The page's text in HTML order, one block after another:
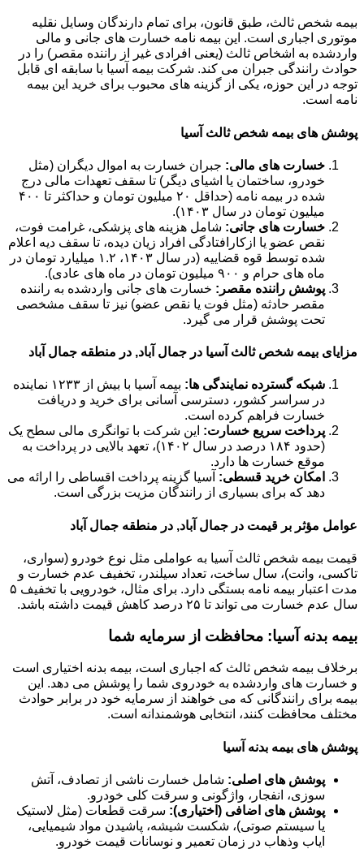
بیمه شخص ثالث، طبق قانون، برای تمام دارندگان وسایل نقلیه
موتوری اجباری است. این بیمه نامه خسارت های جانی و مالی
واردشده به اشخاص ثالث (یعنی افرادی غیر از راننده مقصر) را در
حوادث رانندگی جبران می کند. شرکت بیمه آسیا با سابقه ای قابل
توجه در این حوزه، یکی از گزینه های محبوب برای خرید این بیمه
نامه است.
پوشش های بیمه شخص ثالث آسیا
خسارت های مالی: جبران خسارت به اموال دیگران (مثل
خودرو، ساختمان یا اشیای دیگر) تا سقف تعهدات مالی درج
شده در بیمه نامه (حداقل ۲۰ میلیون تومان و حداکثر تا ۴۰۰
میلیون تومان در سال ۱۴۰۳).
خسارت های جانی: شامل هزینه های پزشکی، غرامت فوت،
نقص عضو یا ازکارافتادگی افراد زیان دیده، تا سقف دیه اعلام
شده توسط قوه قضاییه (در سال ۱۴۰۳، ۱.۲ میلیارد تومان در
ماه های حرام و ۹۰۰ میلیون تومان در ماه های عادی).
پوشش راننده مقصر: خسارت های جانی واردشده به راننده
مقصر حادثه (مثل فوت یا نقص عضو) نیز تا سقف مشخصی
تحت پوشش قرار می گیرد.
مزایای بیمه شخص ثالث آسیا در جمال آباد, در منطقه جمال آباد
شبکه گسترده نمایندگی ها:
بیمه آسیا با بیش از ۱۲۳۳ نماینده
در سراسر کشور، دسترسی آسانی برای خرید و دریافت
خسارت فراهم کرده است.
پرداخت سریع خسارت: این شرکت با توانگری مالی سطح یک
(حدود ۱۸۴ درصد در سال ۱۴۰۲)، تعهد بالایی در پرداخت به
موقع خسارت ها دارد.
امکان خرید قسطی: آسیا گزینه پرداخت اقساطی را ارائه می
دهد که برای بسیاری از رانندگان مزیت بزرگی است.
عوامل مؤثر بر قیمت در جمال آباد, در منطقه جمال آباد
قیمت بیمه شخص ثالث آسیا به عواملی مثل نوع خودرو (سواری،
تاکسی، وانت)، سال ساخت، تعداد سیلندر، تخفیف عدم خسارت و
مدت اعتبار بیمه نامه بستگی دارد. برای مثال، خودرویی با تخفیف ۵
سال عدم خسارت می تواند تا ۲۵ درصد کاهش قیمت داشته باشد.
بیمه بدنه آسیا: محافظت از سرمایه شما
برخلاف بیمه شخص ثالث که اجباری است، بیمه بدنه اختیاری است
و خسارت های واردشده به خودروی شما را پوشش می دهد. این
بیمه برای رانندگانی که می خواهند از سرمایه خود در برابر حوادث
مختلف محافظت کنند، انتخابی هوشمندانه است.
پوشش های بیمه بدنه آسیا
پوشش های اصلی: شامل خسارت ناشی از تصادف، آتش
سوزی، انفجار، واژگونی و سرقت کلی خودرو.
پوشش های اضافی (اختیاری): سرقت قطعات (مثل لاستیک
یا سیستم صوتی)، شکست شیشه، پاشیدن مواد شیمیایی،
ایاب وذهاب در زمان تعمیر و نوسانات قیمت خودرو.